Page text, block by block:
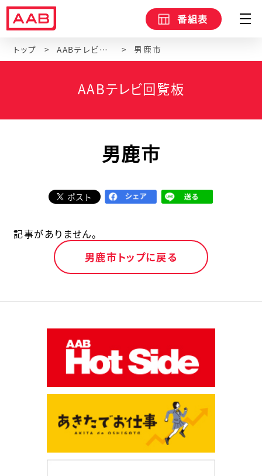
番組表
トップ AABテレビ回覧板 男鹿市
AABテレビ回覧板
男鹿市
ポスト
記事がありません。
男鹿市トップに戻る